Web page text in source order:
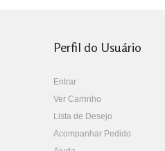
Perfil do Usuário
Entrar
Ver Carrinho
Lista de Desejo
Acompanhar Pedido